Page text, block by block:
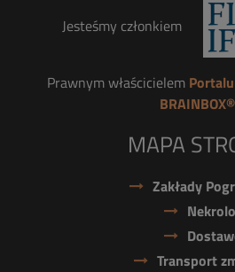
Jesteśmy członkiem
Prawnym właścicielem
BRAINBOX®
MAPA
Zakłady
Transport